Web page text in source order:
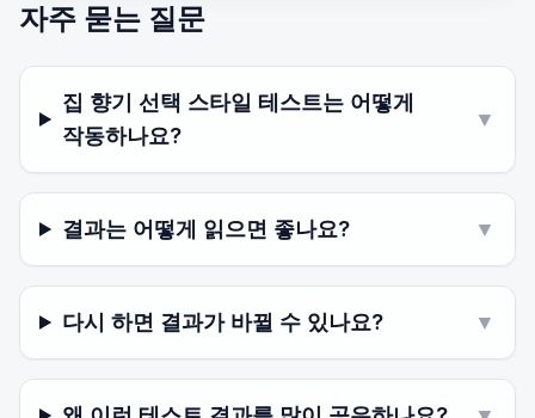
자주 묻는 질문
집 향기 선택 스타일 테스트는 어떻게
작동하나요?
▼
결과는 어떻게 읽으면 좋나요? ▼
다시 하면 결과가 바뀔 수 있나요? ▼